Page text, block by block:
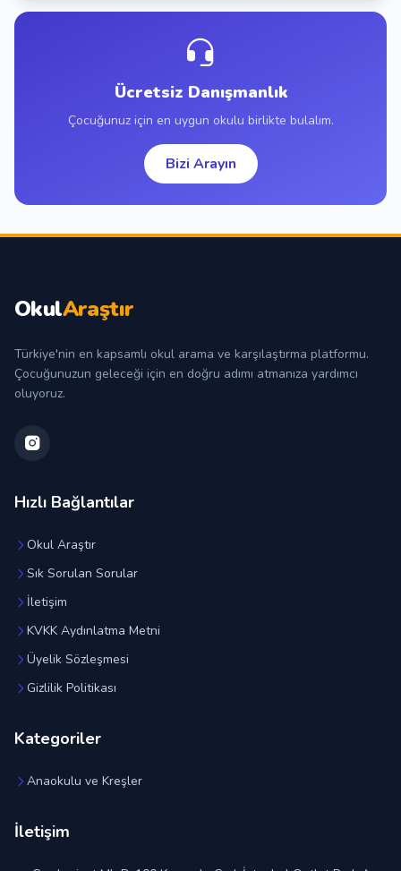
Ücretsiz Danışmanlık
Çocuğunuz için en uygun okulu birlikte bulalım.
Bizi Arayın
OkulAraştır
Türkiye'nin en kapsamlı okul arama ve karşılaştırma platformu.
Çocuğunuzun geleceği için en doğru adımı atmanıza yardımcı
oluyoruz.
Hızlı Bağlantılar
Okul Araştır
Sık Sorulan Sorular
İletişim
KVKK Aydınlatma Metni
Üyelik Sözleşmesi
Gizlilik Politikası
Kategoriler
Anaokulu ve Kreşler
İletişim